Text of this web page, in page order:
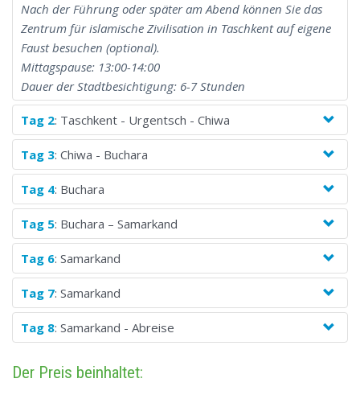
Nach der Führung oder später am Abend können Sie das
Zentrum für islamische Zivilisation in Taschkent auf eigene
Faust besuchen (optional).
Mittagspause: 13:00-14:00
Dauer der Stadtbesichtigung: 6-7 Stunden
Tag 2: Taschkent - Urgentsch - Chiwa
Tag 3: Chiwa - Buchara
Tag 4: Buchara
Tag 5: Buchara – Samarkand
Tag 6: Samarkand
Tag 7: Samarkand
Tag 8: Samarkand - Abreise
Der Preis beinhaltet: